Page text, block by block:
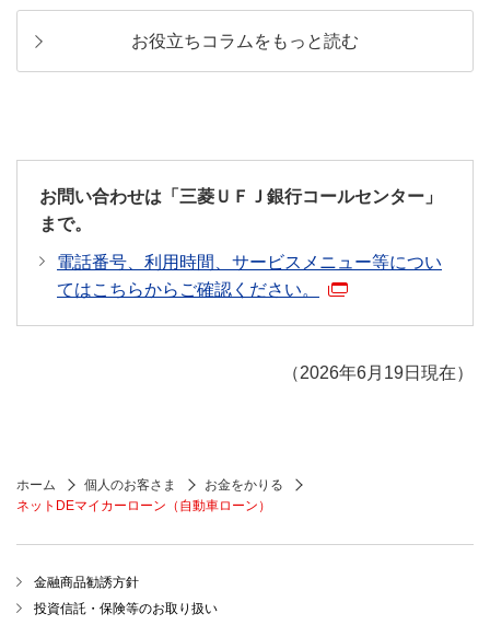
ご契約時に振込手数料
（窓口扱い）が必要と
なります。
（自動引き落とし）。 年２回のボーナス月返済との
併用もできます（6月と12月、1月と7月よりお選び
いただけます）。
海外にお住まいの方、およびお住まいになる予定の
お客さまはお申し込みいただけません。
商品内容について、くわしくは「ネットDEマイカ
ーローン、ネットDEマイカーローン（据置タイ
プ）」説明書をご覧ください。
お役立ちコラムをもっと読む
お問い合わせは「三菱ＵＦＪ銀行コールセンター」
まで。
電話番号、利用時間、サービスメニュー等につい
てはこちらからご確認ください。
（2026年6月19日現在）
ホーム 個人のお客さま
お金をかりる
ネットDEマイカーローン（自動車ローン）
金融商品勧誘方針
投資信託・保険等のお取り扱い